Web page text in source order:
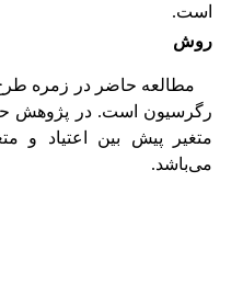
است.
روش
مطالعه حاضر در زمره
رگرسیون است. در پژوهش
متغیر پیش بین اعتیاد و
می‌باشد.